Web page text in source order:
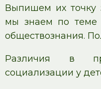
Выпишем их точку
мы знаем по теме
обществознания.
Различия в
социализации у